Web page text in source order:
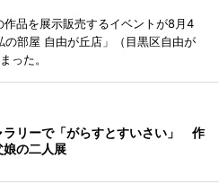
品を展示販売するイベントが8月4
の部屋 自由が丘店」（目黒区自由が
った。
ラリーで「がらすとすいさい」 作
の二人展